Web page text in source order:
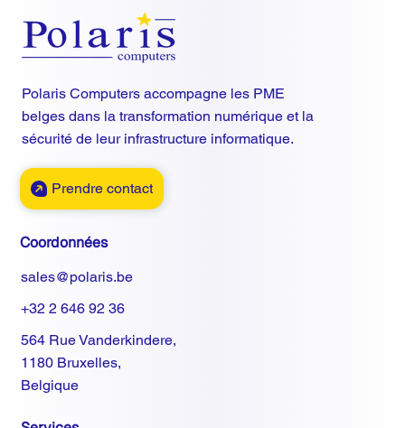
Polaris Computers accompagne les PME
belges dans la transformation numérique et la
sécurité de leur infrastructure informatique.
Prendre contact
Coordonnées
sales@polaris.be
+32 2 646 92 36
564 Rue Vanderkindere,
1180 Bruxelles,
Belgique